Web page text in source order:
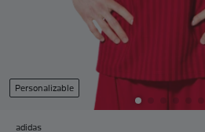
Personalizable
adidas